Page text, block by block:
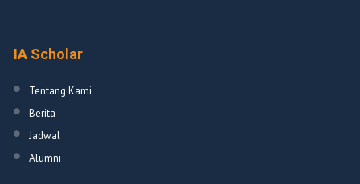
IA Scholar
Tentang Kami
Berita
Jadwal
Alumni